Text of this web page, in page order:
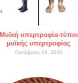
Μυϊκή υπερτροφία-τύποι
μυϊκής υπερτροφίας
Οκτώβριος 29, 2020